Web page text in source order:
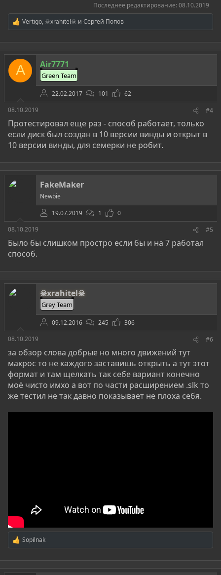
Последнее редактирование: 08.10.2019
Р
е
а
ц
и
:
Vertigo, ☠xrahitel☠ и Сергей Попов
A Air7771
Green Team
22.02.2017 101
62
08.10.2019
#4
Протестировал еще раз - способ работает, только
если диск был создан в 10 версии винды и открыт в
10 версии винды, для семерки не робит.
FakeMaker
Newbie
19.07.2019
1
0
08.10.2019
#5
Было бы слишком простро если бы и на 7 работал
способ.
☠xrahitel☠
Grey Team
09.12.2016 245
306
08.10.2019
#6
за обзор слова добрые но много движений тут
макрос то не каждого заставишь открыть а тут этот
формат и там щелкать так себе вариант конечно
моё чисто имхо а вот по части расширением .slk то
же тестил не так давно показывает не плоха себя.
Р
е
а
Sopilnak